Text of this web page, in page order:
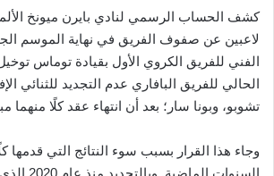
كشف الحساب الرسمي لنادي بايرن ميونخ
لاعبين عن صفوف الفريق في نهاية الموسم
الفني للفريق الكروي الأول بقيادة توماس
الحالي للفريق البافاري عدم التجديد للثنائي
تشوبو، وبونا سار؛ بعد أن انتهاء عقد كلًا منهما
وجاء هذا القرار بسبب سوء النتائج التي قدمها